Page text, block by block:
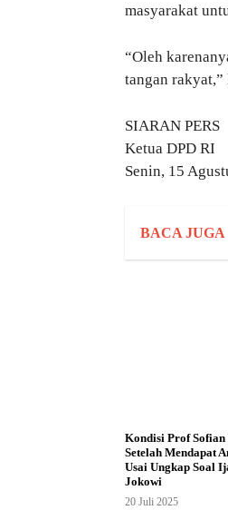
masyarakat
“Oleh
tangan
SIARAN PERS
Ketua DPD RI
Senin, 15
BACA JUGA
Kondisi Prof Sofian
Setelah Mendapat
Usai Ungkap Soal
Jokowi
20 Juli 2025